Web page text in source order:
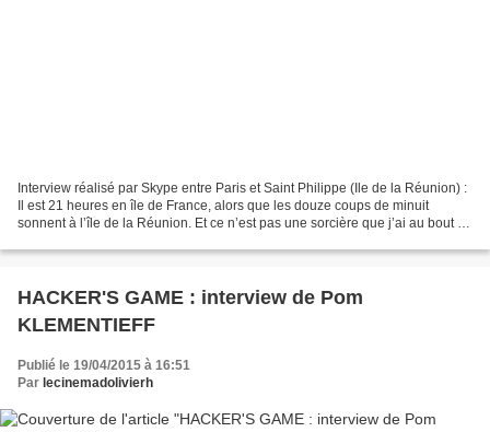
Interview réalisé par Skype entre Paris et Saint Philippe (Ile de la Réunion) :
Il est 21 heures en île de France, alors que les douze coups de minuit
sonnent à l’île de la Réunion. Et ce n’est pas une sorcière que j’ai au bout du
HACKER'S GAME : interview de Pom
KLEMENTIEFF
Publié le 19/04/2015 à 16:51
Par lecinemadolivierh